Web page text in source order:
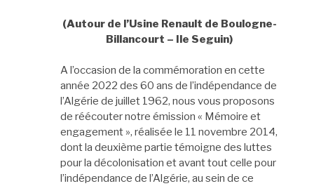
(Autour de l’Usine Renault de Boulogne-
Billancourt – Ile Seguin)
A l’occasion de la commémoration en cette
année 2022 des 60 ans de l’indépendance de
l’Algérie de juillet 1962, nous vous proposons
de réécouter notre émission « Mémoire et
engagement », réalisée le 11 novembre 2014,
dont la deuxième partie témoigne des luttes
pour la décolonisation et avant tout celle pour
l’indépendance de l’Algérie, au sein de ce